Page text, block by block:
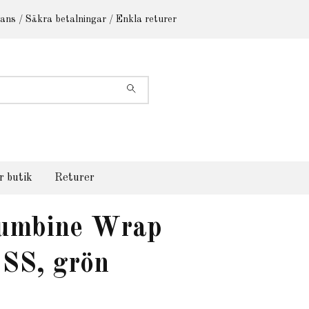
/ Säkra betalningar / Enkla returer
butik Returer
Wrap
grön